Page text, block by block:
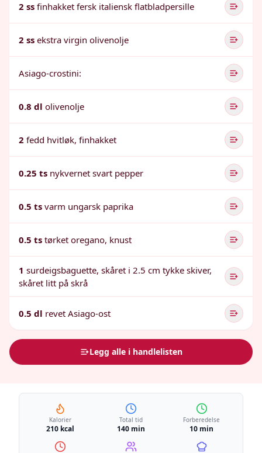
2 ss finhakket fersk italiensk flatbladpersille
2 ss ekstra virgin olivenolje
Asiago-crostini:
0.8 dl olivenolje
2 fedd hvitløk, finhakket
0.25 ts nykvernet svart pepper
0.5 ts varm ungarsk paprika
0.5 ts tørket oregano, knust
1 surdeigsbaguette, skåret i 2.5 cm tykke skiver,
skåret litt på skrå
0.5 dl revet Asiago-ost
Legg alle i handlelisten
Kalorier
210 kcal
Total tid
140 min
Forberedelse
10 min